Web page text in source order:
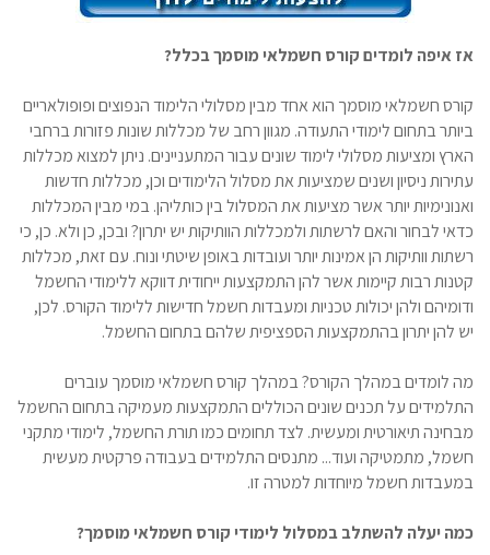
אז איפה לומדים קורס חשמלאי מוסמך בכלל?
קורס חשמלאי מוסמך הוא אחד מבין מסלולי הלימוד הנפוצים ופופולאריים
ביותר בתחום לימודי התעודה. מגוון רחב של מכללות שונות פזורות ברחבי
הארץ ומציעות מסלולי לימוד שונים עבור המתעניינים. ניתן למצוא מכללות
עתירות ניסיון ושנים שמציעות את מסלול הלימודים וכן, מכללות חדשות
ואנונימיות יותר אשר מציעות את המסלול בין כותליהן. במי מבין המכללות
כדאי לבחור והאם לרשתות ולמכללות הוותיקות יש יתרון? ובכן, כן ולא. כן, כי
רשתות וותיקות הן אמינות יותר ועובדות באופן שיטתי ונוח. עם זאת, מכללות
קטנות רבות קיימות אשר להן התמקצעות ייחודית דווקא ללימודי החשמל
ודומיהם ולהן יכולות טכניות ומעבדות חשמל חדישות ללימוד הקורס. לכן,
יש להן יתרון בהתמקצעות הספציפית שלהם בתחום החשמל.
מה לומדים במהלך הקורס? במהלך קורס חשמלאי מוסמך עוברים
התלמידים על תכנים שונים הכוללים התמקצעות מעמיקה בתחום החשמל
מבחינה תיאורטית ומעשית. לצד תחומים כמו תורת החשמל, לימודי מתקני
חשמל, מתמטיקה ועוד... מתנסים התלמידים בעבודה פרקטית מעשית
במעבדות חשמל מיוחדות למטרה זו.
כמה יעלה להשתלב במסלול לימודי קורס חשמלאי מוסמך?